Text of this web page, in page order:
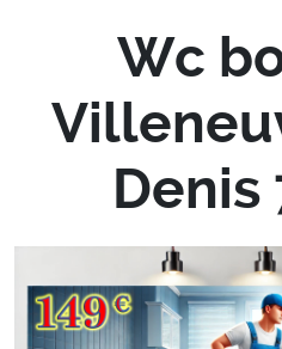
Wc
Denis